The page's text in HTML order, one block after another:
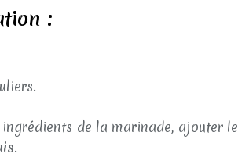
:
de la marinade, ajouter le
.